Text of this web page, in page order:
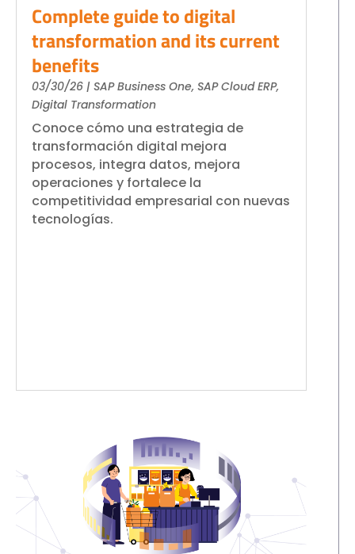
Complete guide to digital
transformation and its current
benefits
03/30/26 | SAP Business One, SAP Cloud ERP,
Digital Transformation
Conoce cómo una estrategia de
transformación digital mejora
procesos, integra datos, mejora
operaciones y fortalece la
competitividad empresarial con nuevas
tecnologías.